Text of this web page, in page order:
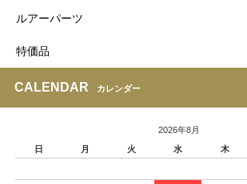
ルアーパーツ
特価品
CALENDAR カレンダー
2026年8月
日
月 火 水 木